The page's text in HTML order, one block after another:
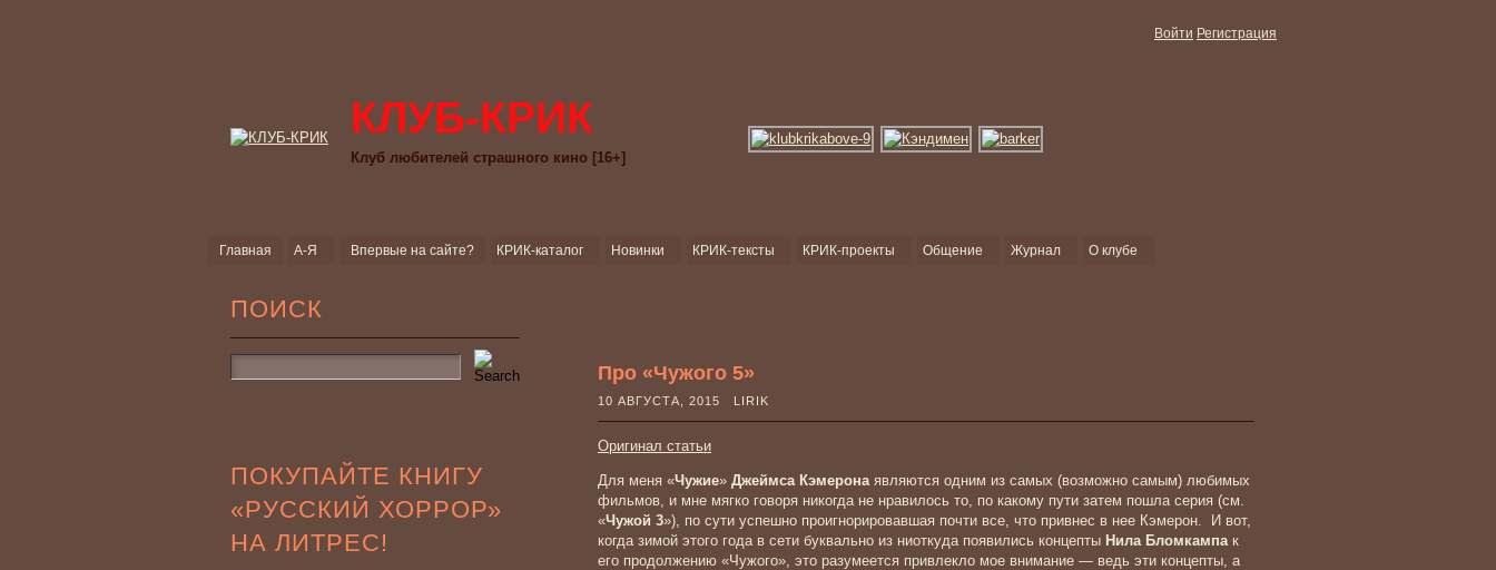
Войти Регистрация
КЛУБ-КРИК
Клуб любителей страшного кино [16+]
Главная А-Я Впервые на сайте? КРИК-каталог Новинки КРИК-тексты КРИК-проекты Общение Журнал О клубе
ПОИСК
ПОКУПАЙТЕ КНИГУ
«РУССКИЙ ХОРРОР»
НА ЛИТРЕС!
Про «Чужого 5»
10 АВГУСТА, 2015 LIRIK
Оригинал статьи
Для меня «Чужие» Джеймса Кэмеронаявляются одним из самых (возможно самым) любимых
фильмов, и мне мягко говоря никогда не нравилось то, по какому пути затем пошла серия (см.
«Чужой 3»), по сути успешно проигнорировавшая почти все, что привнес в нее Кэмерон. И вот,
когда зимой этого года в сети буквально из ниоткуда появились концепты Нила Бломкампак
его продолжению «Чужого», это разумеется привлекло мое внимание — ведь эти концепты, а